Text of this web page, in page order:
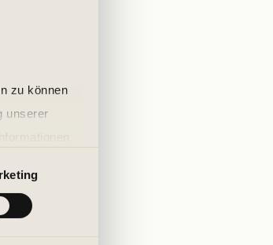
zu können
unserer